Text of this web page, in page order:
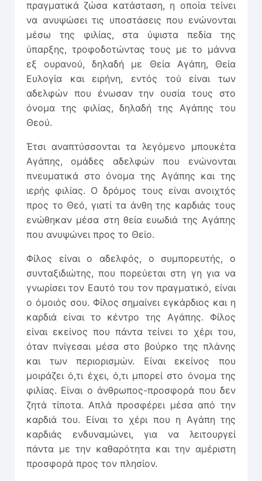
πραγματικά ζώσα κατάσταση, η οποία τείνει
να ανυψώσει τις υποστάσεις που ενώνονται
μέσω της φιλίας, στα ύψιστα πεδία της
ύπαρξης, τροφοδοτώντας τους με το μάννα
εξ ουρανού, δηλαδή με Θεία Αγάπη, Θεία
Ευλογία και ειρήνη, εντός τού είναι των
αδελφών που ένωσαν την ουσία τους στο
όνομα της φιλίας, δηλαδή της Αγάπης του
Θεού.
Έτσι αναπτύσσονται τα λεγόμενο μπουκέτα
Αγάπης, ομάδες αδελφών που ενώνονται
πνευματικά στο όνομα της Αγάπης και της
ιερής φιλίας. Ο δρόμος τους είναι ανοιχτός
προς το Θεό, γιατί τα άνθη της καρδιάς τους
ενώθηκαν μέσα στη θεία ευωδιά της Αγάπης
που ανυψώνει προς το Θείο.
Φίλος είναι ο αδελφός, ο συμπορευτής, ο
συνταξιδιώτης, που πορεύεται στη γη για να
γνωρίσει τον Εαυτό του τον πραγματικό, είναι
ο όμοιός σου. Φίλος σημαίνει εγκάρδιος και η
καρδιά είναι το κέντρο της Αγάπης. Φίλος
είναι εκείνος που πάντα τείνει το χέρι του,
όταν πνίγεσαι μέσα στο βούρκο της πλάνης
και των περιορισμών. Είναι εκείνος που
μοιράζει ό,τι έχει, ό,τι μπορεί στο όνομα της
φιλίας. Είναι ο άνθρωπος-προσφορά που δεν
ζητά τίποτα. Απλά προσφέρει μέσα από την
καρδιά του. Είναι το χέρι που η Αγάπη της
καρδιάς ενδυναμώνει, για να λειτουργεί
πάντα με την καθαρότητα και την αμέριστη
προσφορά προς τον πλησίον.